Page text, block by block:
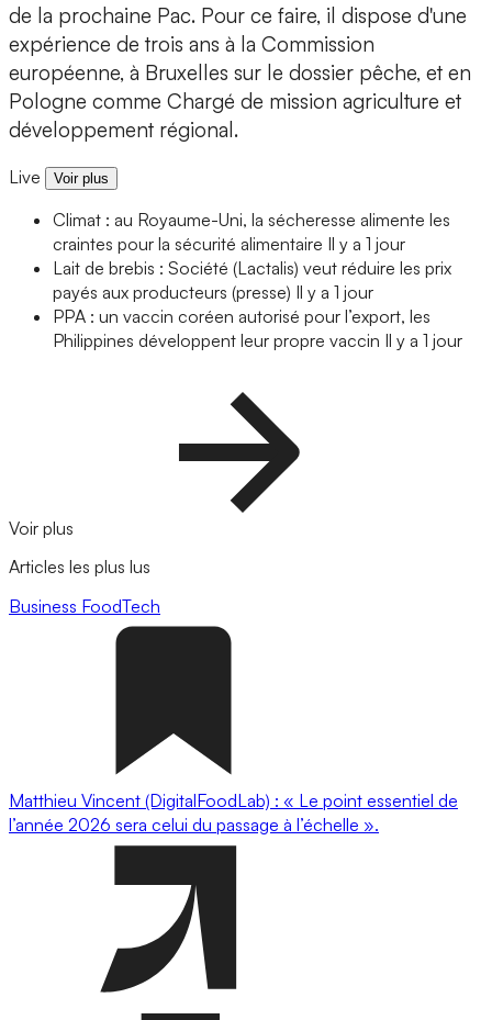
de la prochaine Pac. Pour ce faire, il dispose d'une
expérience de trois ans à la Commission
européenne, à Bruxelles sur le dossier pêche, et en
Pologne comme Chargé de mission agriculture et
développement régional.
Live Voir plus
Climat : au Royaume-Uni, la sécheresse alimente les
craintes pour la sécurité alimentaire Il y a 1 jour
Lait de brebis : Société (Lactalis) veut réduire les prix
payés aux producteurs (presse) Il y a 1 jour
PPA : un vaccin coréen autorisé pour l’export, les
Philippines développent leur propre vaccin Il y a 1 jour
Voir plus
Articles les plus lus
Business FoodTech
Matthieu Vincent (DigitalFoodLab) : « Le point essentiel de
l’année 2026 sera celui du passage à l’échelle ».